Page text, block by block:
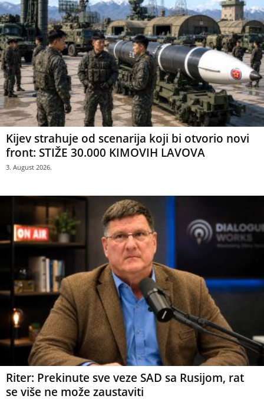
Kijev strahuje od scenarija koji bi otvorio novi
front: STIŽE 30.000 KIMOVIH LAVOVA
3. August 2026.
Riter: Prekinute sve veze SAD sa Rusijom, rat
se više ne može zaustaviti